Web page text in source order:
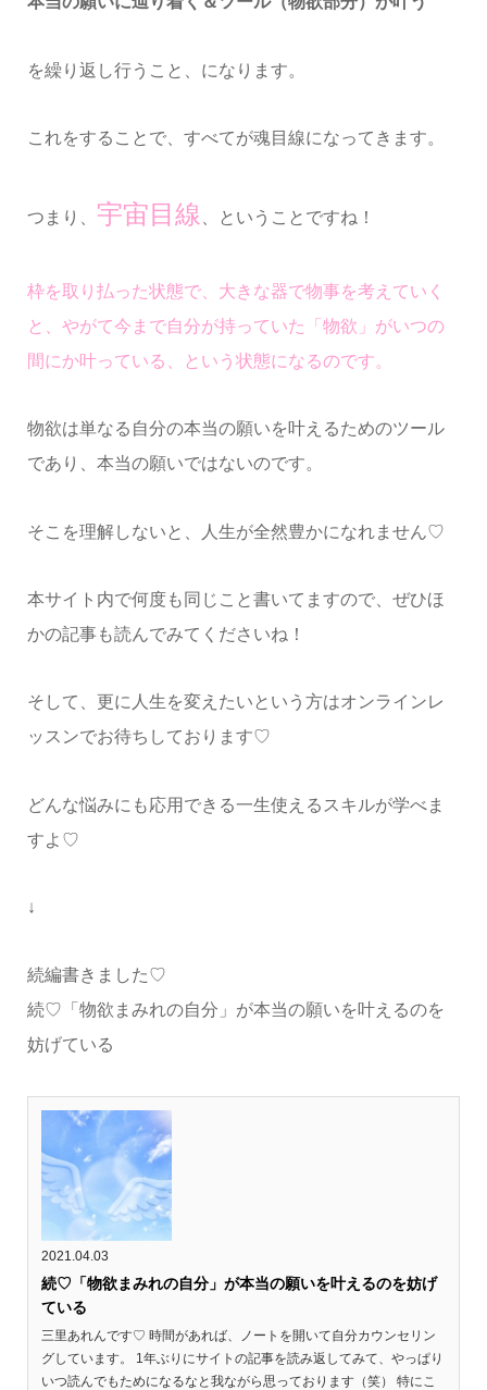
を繰り返し行うこと、になります。
これをすることで、すべてが魂目線になってきます。
つまり、 宇宙目線 、ということですね！
枠を取り払った状態で、大きな器で物事を考えていく
と、やがて今まで自分が持っていた「物欲」がいつの
間にか叶っている、という状態になるのです。
物欲は単なる自分の本当の願いを叶えるためのツール
であり、本当の願いではないのです。
そこを理解しないと、人生が全然豊かになれません♡
本サイト内で何度も同じこと書いてますので、ぜひほ
かの記事も読んでみてくださいね！
そして、更に人生を変えたいという方はオンラインレ
ッスンでお待ちしております♡
どんな悩みにも応用できる一生使えるスキルが学べま
すよ♡
↓
続編書きました♡
続♡「物欲まみれの自分」が本当の願いを叶えるのを
妨げている
2021.04.03
続♡「物欲まみれの自分」が本当の願いを叶えるのを妨げ
ている
三里あれんです♡ 時間があれば、ノートを開いて自分カウンセリン
グしています。 1年ぶりにサイトの記事を読み返してみて、やっぱり
いつ読んでもためになるなと我ながら思っております（笑） 特にこ